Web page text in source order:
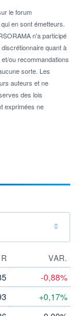
le forum
en sont émetteurs.
n'a participé
quant à
ou recommandations
sorte. Les
auteurs et ne
des lois
exprimées ne
VAR.
-0,88%
+0,17%